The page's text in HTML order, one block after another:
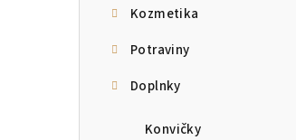
Kozmetika
Potraviny
Doplnky
Konvičky